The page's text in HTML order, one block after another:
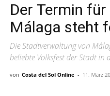
Der Termin
Málaga steht
Die Stadtverwaltung von
beliebte Volksfest der Stadt in
von Costa del Sol Online - 11. März